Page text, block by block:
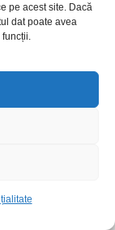
pe acest site. Dacă
dat poate avea
funcții.